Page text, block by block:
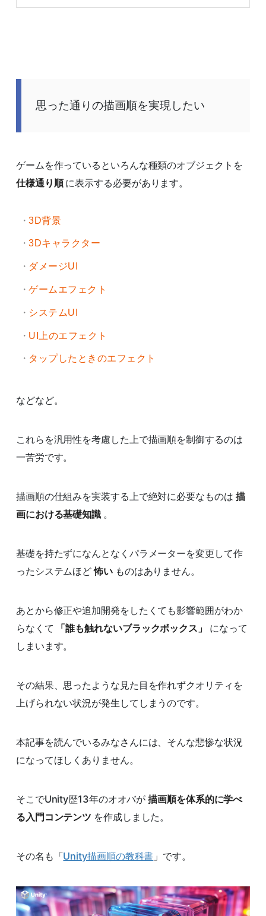
思った通りの描画順を実現したい
ゲームを作っているといろんな種類のオブジェクトを
仕様通り順に表示する必要があります。
3D背景
3Dキャラクター
ダメージUI
ゲームエフェクト
システムUI
UI上のエフェクト
タップしたときのエフェクト
などなど。
これらを汎用性を考慮した上で描画順を制御するのは
一苦労です。
描画順の仕組みを実装する上で絶対に必要なものは 描
画における基礎知識 。
基礎を持たずになんとなくパラメーターを変更して作
ったシステムほど怖いものはありません。
あとから修正や追加開発をしたくても影響範囲がわか
らなくて
「誰も触れないブラックボックス」
になって
しまいます。
その結果、思ったような見た目を作れずクオリティを
上げられない状況が発生してしまうのです。
本記事を読んでいるみなさんには、そんな悲惨な状況
になってほしくありません。
そこでUnity歴13年のオオバが描画順を体系的に学べ
る入門コンテンツ を作成しました。
その名も「Unity描画順の教科書 」です。